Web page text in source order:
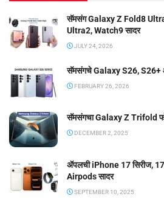
सॅमसंग Galaxy Z Fold8
Ultra2, Watch9 सादर
JULY 24, 2026
सॅमसंगचे Galaxy S26, S26+
FEBRUARY 26, 2026
सॅमसंगचा Galaxy Z Trifold
DECEMBER 2, 2025
ॲपलची iPhone 17 सिरीज,
Airpods सादर
SEPTEMBER 10, 2025